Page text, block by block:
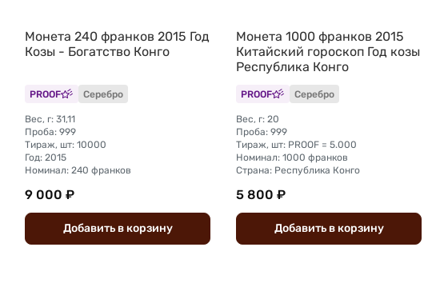
Монета 240 франков 2015 Год
Козы - Богатство Конго
PROOF Серебро
Вес, г: 31,11
Проба: 999
Тираж, шт: 10000
Год: 2015
Номинал: 240 франков
9 000 ₽
Добавить вкорзину
Монета 1000 франков 2015
Китайский гороскоп Год козы
Республика Конго
PROOF Серебро
Вес, г: 20
Проба: 999
Тираж, шт: PROOF = 5.000
Номинал: 1000 франков
Страна: Республика Конго
5 800 ₽
Добавить вкорзину